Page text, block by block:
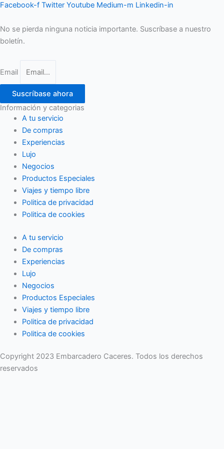
Facebook-f Twitter Youtube Medium-m Linkedin-in
No se pierda ninguna noticia importante. Suscríbase a nuestro
boletín.
Email
Suscríbase ahora
Información y categorias
A tu servicio
De compras
Experiencias
Lujo
Negocios
Productos Especiales
Viajes y tiempo libre
Politica de privacidad
Politica de cookies
A tu servicio
De compras
Experiencias
Lujo
Negocios
Productos Especiales
Viajes y tiempo libre
Politica de privacidad
Politica de cookies
Copyright 2023 Embarcadero Caceres. Todos los derechos
reservados